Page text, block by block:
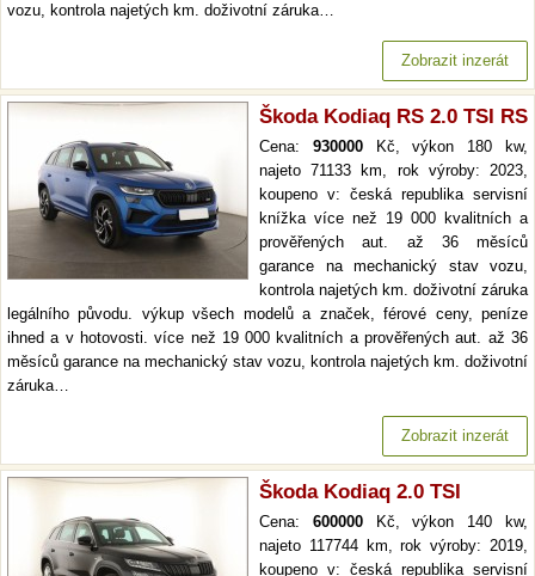
vozu, kontrola najetých km. doživotní záruka…
Zobrazit inzerát
Škoda Kodiaq RS 2.0 TSI RS
Cena: 930000Kč, výkon 180 kw,
najeto 71133 km, rok výroby: 2023,
koupeno v: česká republika servisní
knížka více než 19 000 kvalitních a
prověřených aut. až 36 měsíců
garance na mechanický stav vozu,
kontrola najetých km. doživotní záruka
legálního původu. výkup všech modelů a značek, férové ceny, peníze
ihned a v hotovosti. více než 19 000 kvalitních a prověřených aut. až 36
měsíců garance na mechanický stav vozu, kontrola najetých km. doživotní
záruka…
Zobrazit inzerát
Škoda Kodiaq 2.0 TSI
Cena: 600000Kč, výkon 140 kw,
najeto 117744 km, rok výroby: 2019,
koupeno v: česká republika servisní